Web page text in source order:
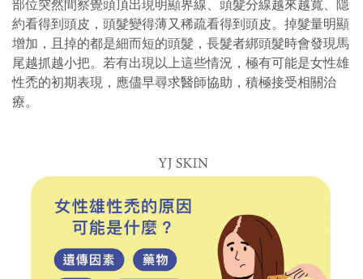
部位突然間察覺頭頂出現明顯界線、頭髮分線越來越寬、隱
約看得到頭皮，頭髮變得薄又稀疏看得到頭皮。掉髮量明顯
增加，且掉的都是細而短的頭髮，長髮者綁頭髮時會發現馬
尾越抓越小把。若有出現以上這些情況，極有可能是女性雄
性禿的初期表現，應儘早尋求醫師協助，積極接受相關治
療。